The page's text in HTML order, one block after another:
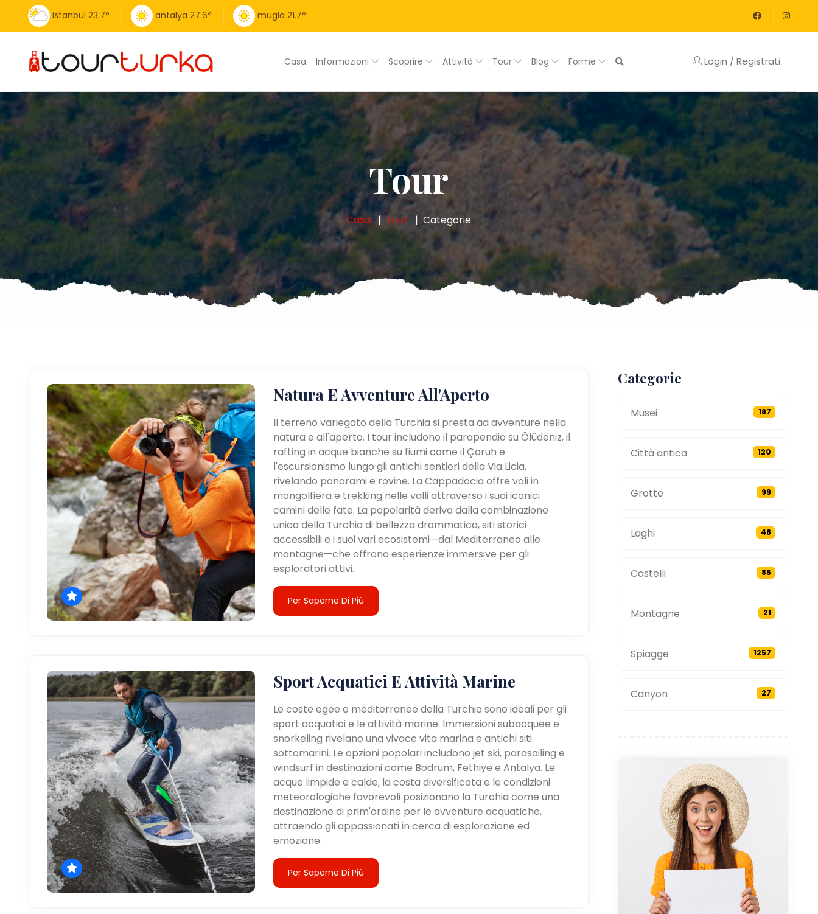
istanbul 23.7° antalya 27.6° mugla 21.7°
Casa Informazioni Scoprire Attività Tour Blog Forme Login / Registrati
Tour
Casa Tour Categorie
Natura E Avventure All'Aperto
Il terreno variegato della Turchia si presta ad avventure nella
natura e all'aperto. I tour includono il parapendio su Ölüdeniz, il
rafting in acque bianche su fiumi come il Çoruh e
l'escursionismo lungo gli antichi sentieri della Via Licia,
rivelando panorami e rovine. La Cappadocia offre voli in
mongolfiera e trekking nelle valli attraverso i suoi iconici
camini delle fate. La popolarità deriva dalla combinazione
unica della Turchia di bellezza drammatica, siti storici
accessibili e i suoi vari ecosistemi—dal Mediterraneo alle
montagne—che offrono esperienze immersive per gli
esploratori attivi.
Per Saperne Di Più
Sport Acquatici E Attività Marine
Le coste egee e mediterranee della Turchia sono ideali per gli
sport acquatici e le attività marine. Immersioni subacquee e
snorkeling rivelano una vivace vita marina e antichi siti
sottomarini. Le opzioni popolari includono jet ski, parasailing e
windsurf in destinazioni come Bodrum, Fethiye e Antalya. Le
acque limpide e calde, la costa diversificata e le condizioni
meteorologiche favorevoli posizionano la Turchia come una
destinazione di prim'ordine per le avventure acquatiche,
attraendo gli appassionati in cerca di esplorazione ed
emozione.
Per Saperne Di Più
Categorie
Musei 187
Città antica 120
Grotte 99
Laghi 48
Castelli 85
Montagne 21
Spiagge 1257
Canyon 27